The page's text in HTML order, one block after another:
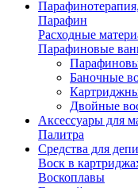
Парафин
Расходные
Парафиновые
Баночные
Двойные
Аксессуары для
Палитра
Средства для
Воск в
Воскоплавы